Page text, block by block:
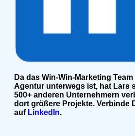
Da das Win-Win-Marketing
Agentur unterwegs ist, hat Lars
500+ anderen Unternehmern
dort größere Projekte. Verbinde
auf LinkedIn.